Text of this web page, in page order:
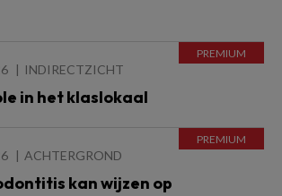
INDIRECTZICHT
in het klaslokaal
ACHTERGROND
kan wijzen op